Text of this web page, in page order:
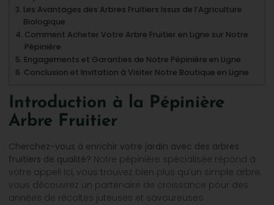
Les Avantages des Arbres Fruitiers Issus de l’Agriculture
Biologique
Comment Acheter Votre Arbre Fruitier en Ligne sur Notre
Pépinière
Engagements et Garanties de Notre Pépinière en Ligne
Conclusion et Invitation à Visiter Notre Boutique en Ligne
Introduction à la Pépinière
Arbre Fruitier
Cherchez-vous à enrichir votre jardin avec des arbres
fruitiers de qualité? Notre pépinière spécialisée répond à
votre appel! Ici, vous trouvez bien plus qu’un simple arbre;
vous découvrez un partenaire de croissance pour des
années de récoltes juteuses et savoureuses.